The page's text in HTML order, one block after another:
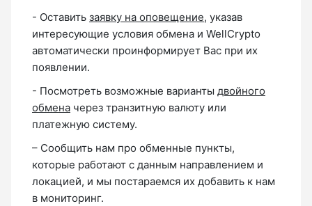
- Оставить заявку на оповещение, указав
интересующие условия обмена и WellCrypto
автоматически проинформирует Вас при их
появлении.
- Посмотреть возможные варианты двойного
обмена через транзитную валюту или
платежную систему.
– Сообщить нам про обменные пункты,
которые работают с данным направлением и
локацией, и мы постараемся их добавить к нам
в мониторинг.